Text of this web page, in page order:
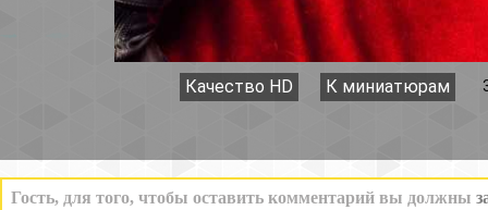
Качество HD К миниатюрам